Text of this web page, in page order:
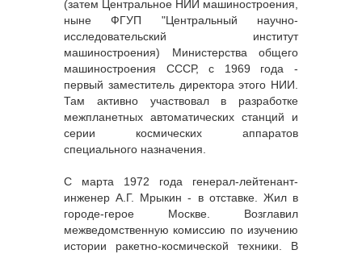
(затем Центральное НИИ машиностроения,
ныне ФГУП "Центральный научно-
исследовательский институт
машиностроения) Министерства общего
машиностроения СССР, с 1969 года -
первый заместитель директора этого НИИ.
Там активно участвовал в разработке
межпланетных автоматических станций и
серии космических аппаратов
специального назначения.
С марта 1972 года генерал-лейтенант-
инженер А.Г. Мрыкин - в отставке. Жил в
городе-герое Москве. Возглавил
межведомственную комиссию по изучению
истории ракетно-космической техники. В